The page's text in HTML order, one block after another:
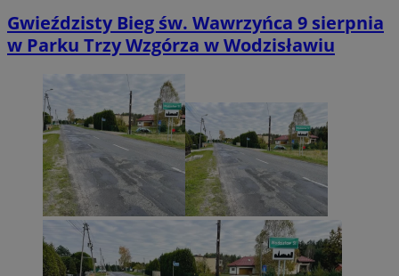
Gwieździsty Bieg św. Wawrzyńca 9 sierpnia
w Parku Trzy Wzgórza w Wodzisławiu